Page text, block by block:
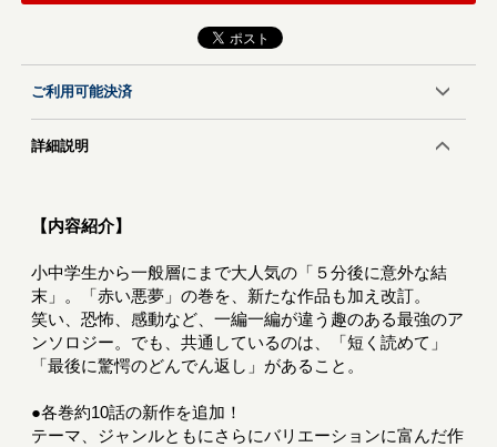
ご利用可能決済
詳細説明
【内容紹介】
小中学生から一般層にまで大人気の「５分後に意外な結
末」。「赤い悪夢」の巻を、新たな作品も加え改訂。
笑い、恐怖、感動など、一編一編が違う趣のある最強のア
ンソロジー。でも、共通しているのは、「短く読めて」
「最後に驚愕のどんでん返し」があること。
●各巻約10話の新作を追加！
テーマ、ジャンルともにさらにバリエーションに富んだ作